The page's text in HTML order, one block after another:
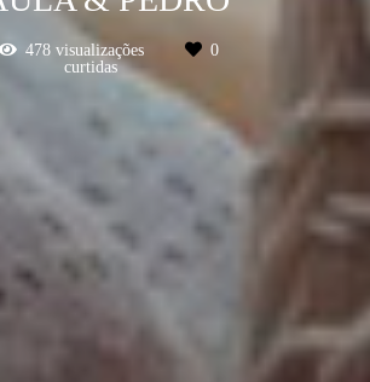
478 visualizações
0
curtidas